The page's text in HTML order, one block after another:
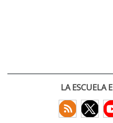
LA ESCUELA